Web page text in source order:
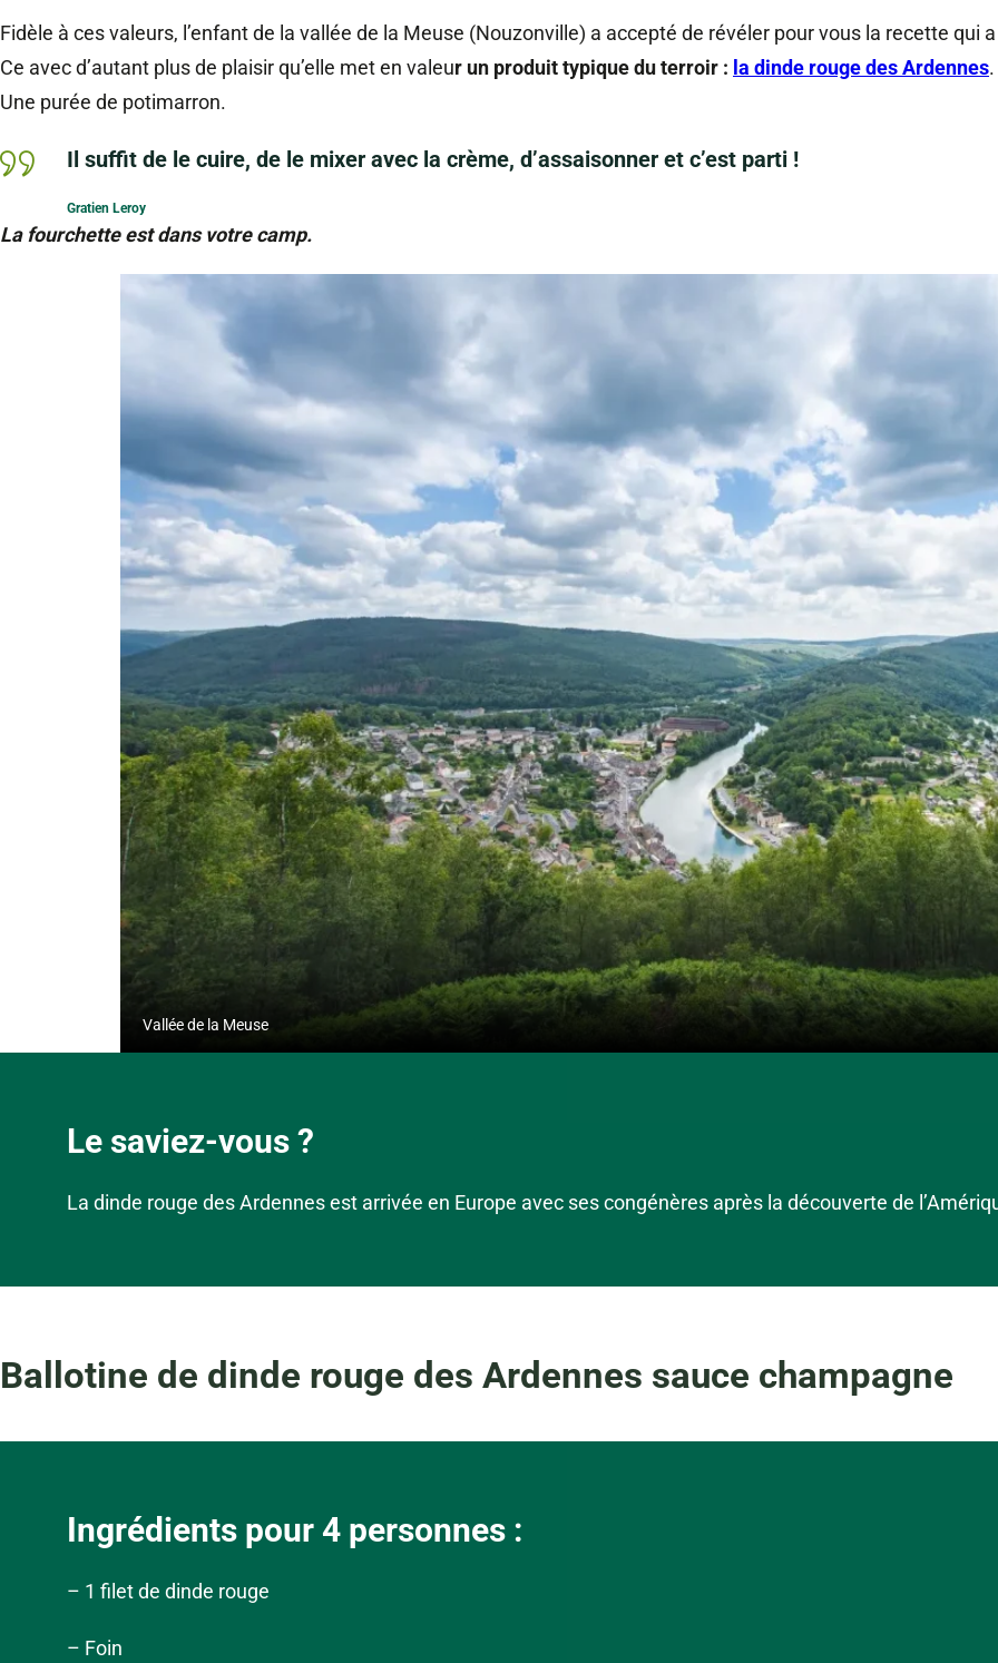
Fidèle à ces valeurs, l’enfant de la vallée de la Meuse (Nouzonville) a accepté de révéler pour vous la recette qui
Ce avec d’autant plus de plaisir qu’elle met en valeur un produit typique du terroir : la dinde rouge des Ardennes
Une purée de potimarron.
Il suffit de le cuire, de le mixer avec la crème, d’assaisonner et c’est parti !
Gratien Leroy
La fourchette est dans votre camp.
Vallée de la MeusePhoto, © Pierre Defontaine
Le saviez-vous ?
La dinde rouge des Ardennes est arrivée en Europe avec ses congénères après la découverte de
Ballotine de dinde rouge des Ardennes sauce champagne
Ingrédients pour 4 personnes :
– 1 filet de dinde rouge
– Foin